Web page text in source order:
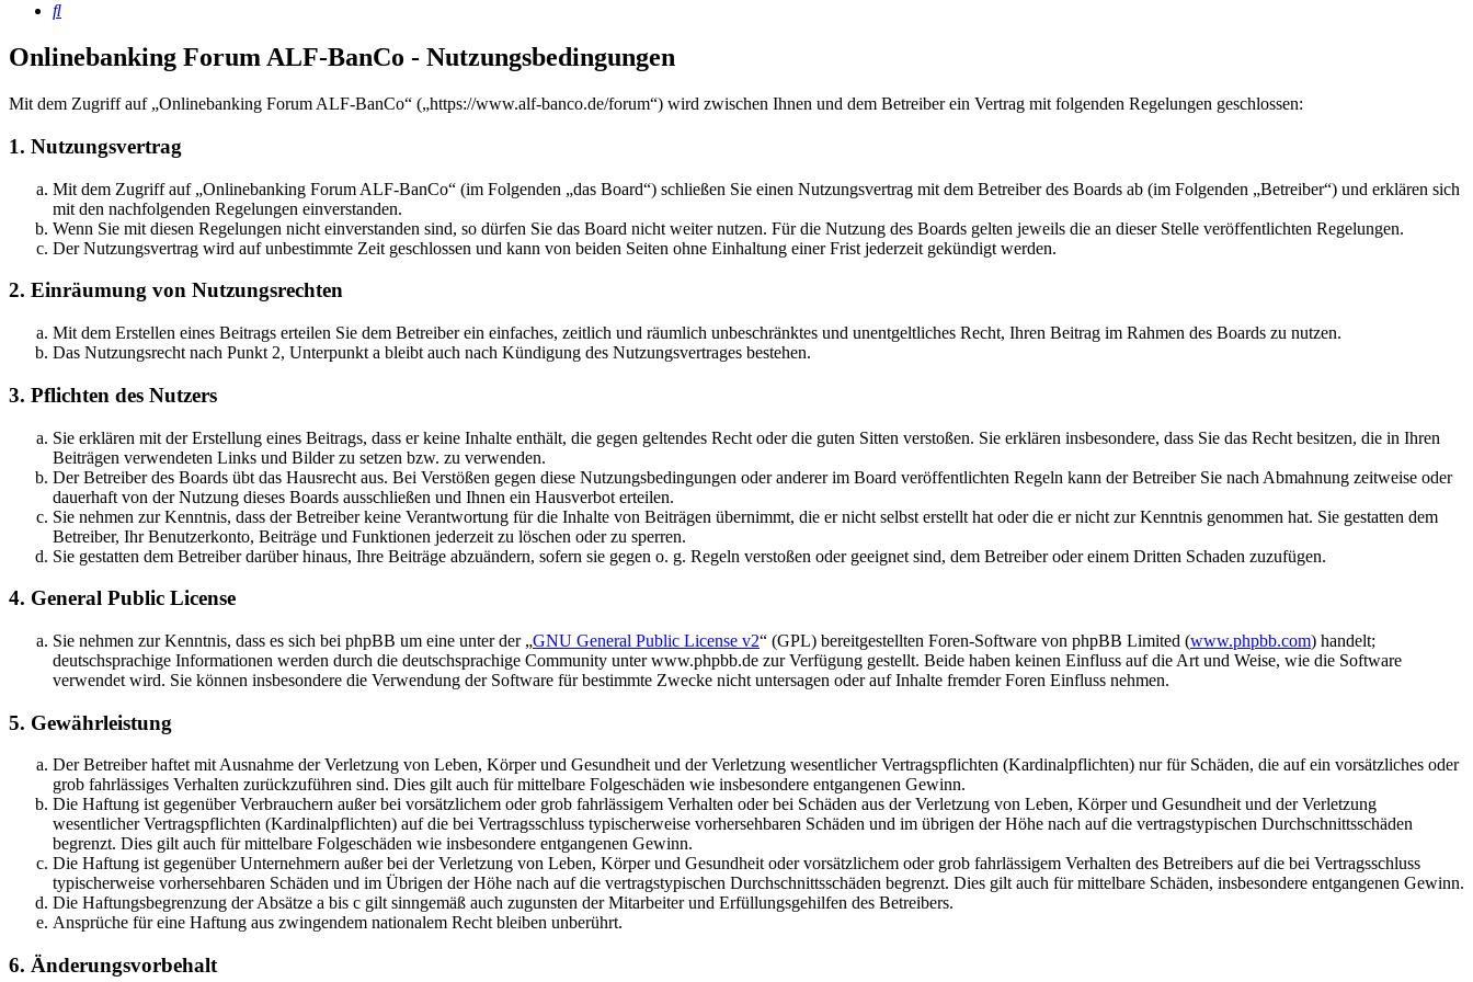
Suche
Onlinebanking Forum ALF-BanCo - Nutzungsbedingungen
Mit dem Zugriff auf „Onlinebanking Forum ALF-BanCo“ („https://www.alf-banco.de/forum“) wird zwischen Ihnen und dem Betreiber ein Vertrag mit folgenden Regelungen geschlossen:
1. Nutzungsvertrag
Mit dem Zugriff auf „Onlinebanking Forum ALF-BanCo“ (im Folgenden „das Board“) schließen Sie einen Nutzungsvertrag mit dem Betreiber des Boards ab (im Folgenden „Betreiber“) und erklären sich
mit den nachfolgenden Regelungen einverstanden.
Wenn Sie mit diesen Regelungen nicht einverstanden sind, so dürfen Sie das Board nicht weiter nutzen. Für die Nutzung des Boards gelten jeweils die an dieser Stelle veröffentlichten Regelungen.
Der Nutzungsvertrag wird auf unbestimmte Zeit geschlossen und kann von beiden Seiten ohne Einhaltung einer Frist jederzeit gekündigt werden.
2. Einräumung von Nutzungsrechten
Mit dem Erstellen eines Beitrags erteilen Sie dem Betreiber ein einfaches, zeitlich und räumlich unbeschränktes und unentgeltliches Recht, Ihren Beitrag im Rahmen des Boards zu nutzen.
Das Nutzungsrecht nach Punkt 2, Unterpunkt a bleibt auch nach Kündigung des Nutzungsvertrages bestehen.
3. Pflichten des Nutzers
Sie erklären mit der Erstellung eines Beitrags, dass er keine Inhalte enthält, die gegen geltendes Recht oder die guten Sitten verstoßen. Sie erklären insbesondere, dass Sie das Recht besitzen, die in Ihren
Beiträgen verwendeten Links und Bilder zu setzen bzw. zu verwenden.
Der Betreiber des Boards übt das Hausrecht aus. Bei Verstößen gegen diese Nutzungsbedingungen oder anderer im Board veröffentlichten Regeln kann der Betreiber Sie nach Abmahnung zeitweise oder
dauerhaft von der Nutzung dieses Boards ausschließen und Ihnen ein Hausverbot erteilen.
Sie nehmen zur Kenntnis, dass der Betreiber keine Verantwortung für die Inhalte von Beiträgen übernimmt, die er nicht selbst erstellt hat oder die er nicht zur Kenntnis genommen hat. Sie gestatten dem
Betreiber, Ihr Benutzerkonto, Beiträge und Funktionen jederzeit zu löschen oder zu sperren.
Sie gestatten dem Betreiber darüber hinaus, Ihre Beiträge abzuändern, sofern sie gegen o. g. Regeln verstoßen oder geeignet sind, dem Betreiber oder einem Dritten Schaden zuzufügen.
4. General Public License
Sie nehmen zur Kenntnis, dass es sich bei phpBB um eine unter der „GNU General Public License v2“ (GPL) bereitgestellten Foren-Software von phpBB Limited (www.phpbb.com) handelt;
deutschsprachige Informationen werden durch die deutschsprachige Community unter www.phpbb.de zur Verfügung gestellt. Beide haben keinen Einfluss auf die Art und Weise, wie die Software
verwendet wird. Sie können insbesondere die Verwendung der Software für bestimmte Zwecke nicht untersagen oder auf Inhalte fremder Foren Einfluss nehmen.
5. Gewährleistung
Der Betreiber haftet mit Ausnahme der Verletzung von Leben, Körper und Gesundheit und der Verletzung wesentlicher Vertragspflichten (Kardinalpflichten) nur für Schäden, die auf ein vorsätzliches oder
grob fahrlässiges Verhalten zurückzuführen sind. Dies gilt auch für mittelbare Folgeschäden wie insbesondere entgangenen Gewinn.
Die Haftung ist gegenüber Verbrauchern außer bei vorsätzlichem oder grob fahrlässigem Verhalten oder bei Schäden aus der Verletzung von Leben, Körper und Gesundheit und der Verletzung
wesentlicher Vertragspflichten (Kardinalpflichten) auf die bei Vertragsschluss typischerweise vorhersehbaren Schäden und im übrigen der Höhe nach auf die vertragstypischen Durchschnittsschäden
begrenzt. Dies gilt auch für mittelbare Folgeschäden wie insbesondere entgangenen Gewinn.
Die Haftung ist gegenüber Unternehmern außer bei der Verletzung von Leben, Körper und Gesundheit oder vorsätzlichem oder grob fahrlässigem Verhalten des Betreibers auf die bei Vertragsschluss
typischerweise vorhersehbaren Schäden und im Übrigen der Höhe nach auf die vertragstypischen Durchschnittsschäden begrenzt. Dies gilt auch für mittelbare Schäden, insbesondere entgangenen Gewinn.
Die Haftungsbegrenzung der Absätze a bis c gilt sinngemäß auch zugunsten der Mitarbeiter und Erfüllungsgehilfen des Betreibers.
Ansprüche für eine Haftung aus zwingendem nationalem Recht bleiben unberührt.
6. Änderungsvorbehalt